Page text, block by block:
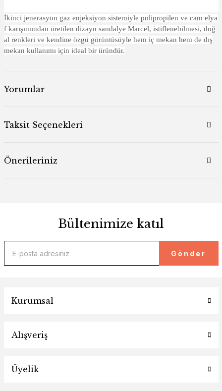
İkinci jenerasyon gaz enjeksiyon sistemiyle polipropilen ve cam elya
f karışımından üretilen dizayn sandalye Marcel, istiflenebilmesi, doğ
al renkleri ve kendine özgü görüntüsüyle hem iç mekan hem de dış
mekan kullanımı için ideal bir üründür.
Yorumlar
Taksit Seçenekleri
Önerileriniz
Bültenimize katıl
Gönder
Kurumsal
Alışveriş
Üyelik